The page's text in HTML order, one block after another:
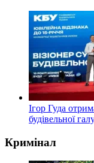
Ігор Гуда
будівельної
Кримінал